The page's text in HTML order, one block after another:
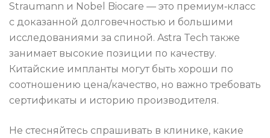
Straumann и Nobel Biocare — это премиум‑класс
с доказанной долговечностью и большими
исследованиями за спиной. Astra Tech также
занимает высокие позиции по качеству.
Китайские импланты могут быть хороши по
соотношению цена/качество, но важно требовать
сертификаты и историю производителя.
Не стесняйтесь спрашивать в клинике, какие